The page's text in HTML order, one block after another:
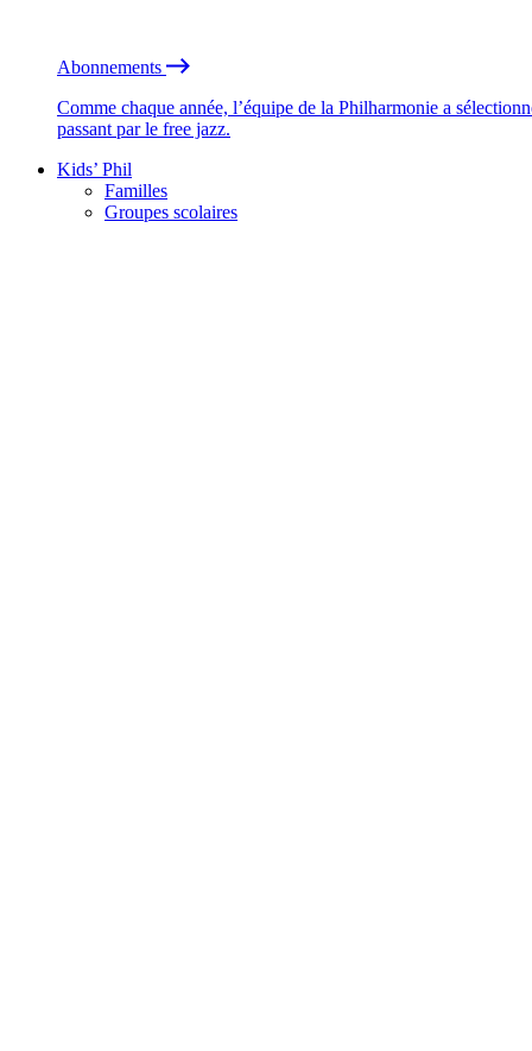
Abonnements
Comme chaque année, l’équipe de la Philharmonie a
passant par le free jazz.
Kids’ Phil
Familles
Groupes scolaires